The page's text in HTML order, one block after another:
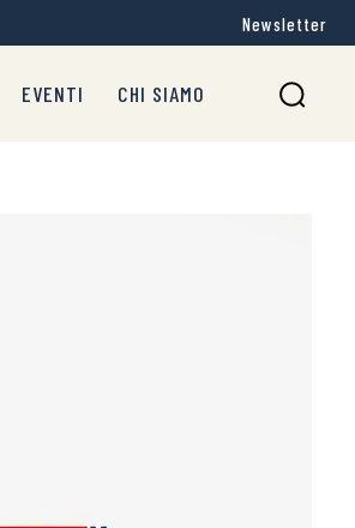
Newsletter
EVENTI CHI SIAMO